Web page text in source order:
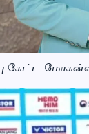
கேட்ட